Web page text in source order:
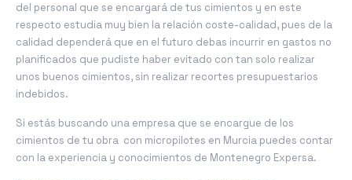
del personal que se encargará de tus cimientos y en este
respecto estudia muy bien la relación coste-calidad, pues de la
calidad dependerá que en el futuro debas incurrir en gastos no
planificados que pudiste haber evitado con tan solo realizar
unos buenos cimientos, sin realizar recortes presupuestarios
indebidos.
Si estás buscando una empresa que se encargue de los
cimientos de tu obra con micropilotes en Murcia puedes contar
con la experiencia y conocimientos de Montenegro Expersa.